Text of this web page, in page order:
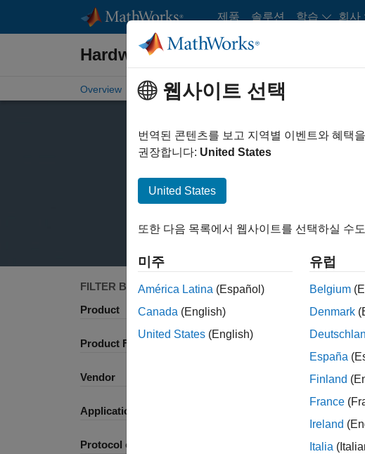
콘텐츠로 바로 가기
제품 솔루션 학습 회사
Hardware Support
Overview Search Hardware Support Request Hardware
FILTER BY
Product
Product Family and Category
Vendor
Application
Protocol or Standard
웹사이트 선택
번역된 콘텐츠를 보고 지역별 이벤트와 혜택
권장합니다: United States
United States
또한 다음 목록에서 웹사이트를 선택하실 수
미주
América Latina (Español)
Canada (English)
United States (English)
유럽
Belgium
Denmark
España
Finland
France
Ireland
Italia